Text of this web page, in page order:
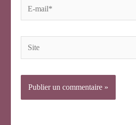
mail*